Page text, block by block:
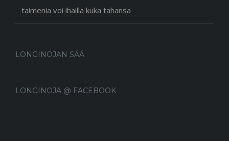
taimenia voi ihailla kuka tahansa
LONGINOJAN SÄÄ
LONGINOJA @ FACEBOOK